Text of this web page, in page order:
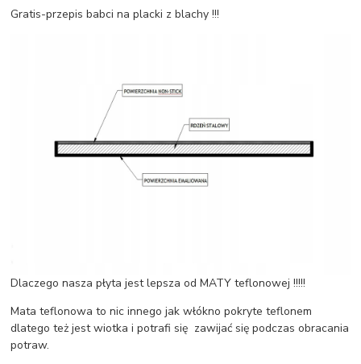
Gratis-przepis babci na placki z blachy !!!
Dlaczego nasza płyta jest lepsza od MATY teflonowej !!!!!
Mata teflonowa to nic innego jak włókno pokryte teflonem
dlatego też jest wiotka i potrafi się zawijać się podczas obracania
potraw.